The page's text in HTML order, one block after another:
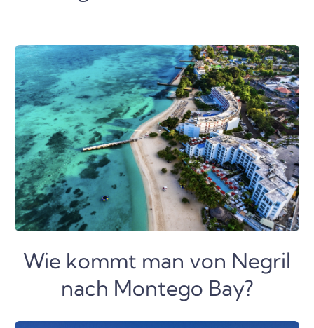
Wie kommt man von Negril
nach Montego Bay?